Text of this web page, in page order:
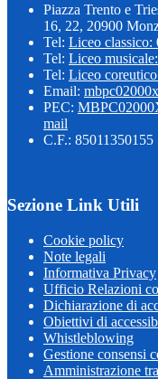
Piazza Trento e
16, 22, 20900
Tel: Liceo classico:
Tel: Liceo
Tel: Liceo
Email:
PEC:
mail
C.F.: 85011350155
Sezione Link Utili
Cookie policy
Note legali
Informativa Privacy
Ufficio Relazioni
Dichiarazione di
Obiettivi di
Whistleblowing
Gestione consensi
Amministrazione